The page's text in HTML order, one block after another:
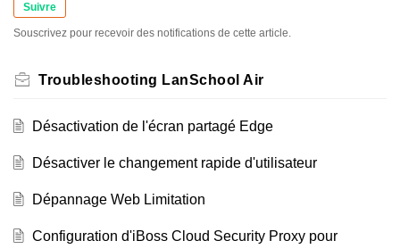
Suivre
Souscrivez pour recevoir des notifications de cette article.
Troubleshooting LanSchool Air
Désactivation de l'écran partagé Edge
Désactiver le changement rapide d'utilisateur
Dépannage Web Limitation
Configuration d'iBoss Cloud Security Proxy pour